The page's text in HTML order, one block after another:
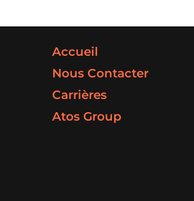
Accueil
Nous Contacter
Carrières
Atos Group